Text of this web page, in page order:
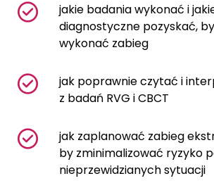
jakie badania wykonać i
diagnostyczne pozyskać,
wykonać zabieg
jak poprawnie czytać i
z badań RVG i CBCT
jak zaplanować zabieg
by zminimalizować ryzyko
nieprzewidzianych sytuacji